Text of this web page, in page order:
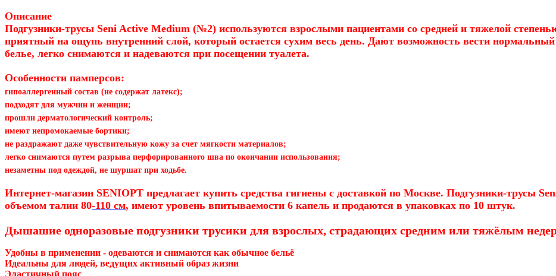
Описание
Подгузники-трусы Seni Active Medium (№2) используются взрослыми пациентами со средней и тяжелой
приятный на ощупь внутренний слой, который остается сухим весь день. Дают возможность вести
белье, легко снимаются и надеваются при посещении туалета.
Особенности памперсов:
гипоаллергенный состав (не содержат латекс);
подходят для мужчин и женщин;
прошли дерматологический контроль;
имеют непромокаемые бортики;
не раздражают даже чувствительную кожу за счет мягкости материалов;
легко снимаются путем разрыва перфорированного шва по окончании использования;
незаметны под одеждой, не шуршат при ходьбе.
Интернет-магазин SENIOPT предлагает купить средства гигиены с доставкой по Москве. Подгузники-трусы
объемом талии 80-110 см, имеют уровень впитываемости 6 капель и продаются в упаковках по 10 штук.
Дышашие одноразовые подгузники трусики для взрослых, страдающих средним или тяжёлым
Удобны в применении - одеваются и снимаются как обычное бельё
Идеальны для людей, ведущих активный образ жизни
Эластичный пояс